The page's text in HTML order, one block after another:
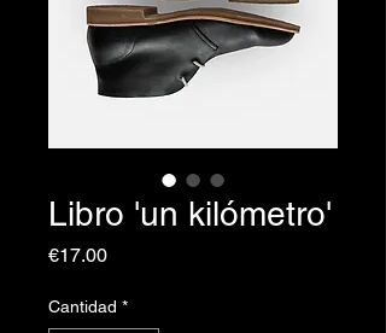
Libro 'un kilómetro'
€17.00Precio
Cantidad *